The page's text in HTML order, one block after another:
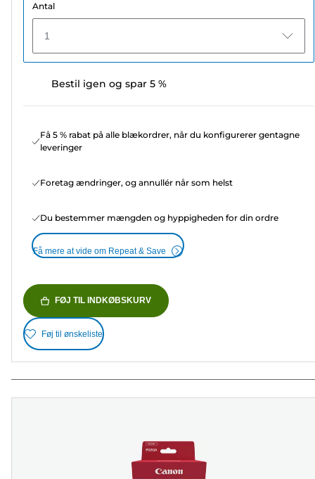
Antal
1
Bestil igen og spar 5 %
Få 5 % rabat på alle blækordrer, når du konfigurerer gentagne
leveringer
Foretag ændringer, og annullér når som helst
Du bestemmer mængden og hyppigheden for din ordre
Få mere at vide om Repeat & Save
FØJ TIL INDKØBSKURV
Føj til ønskeliste